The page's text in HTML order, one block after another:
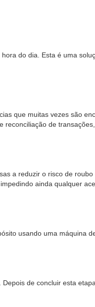
do dia. Esta é uma
que muitas vezes são
de
a reduzir o risco de
ainda qualquer
usando uma máquina
de concluir esta